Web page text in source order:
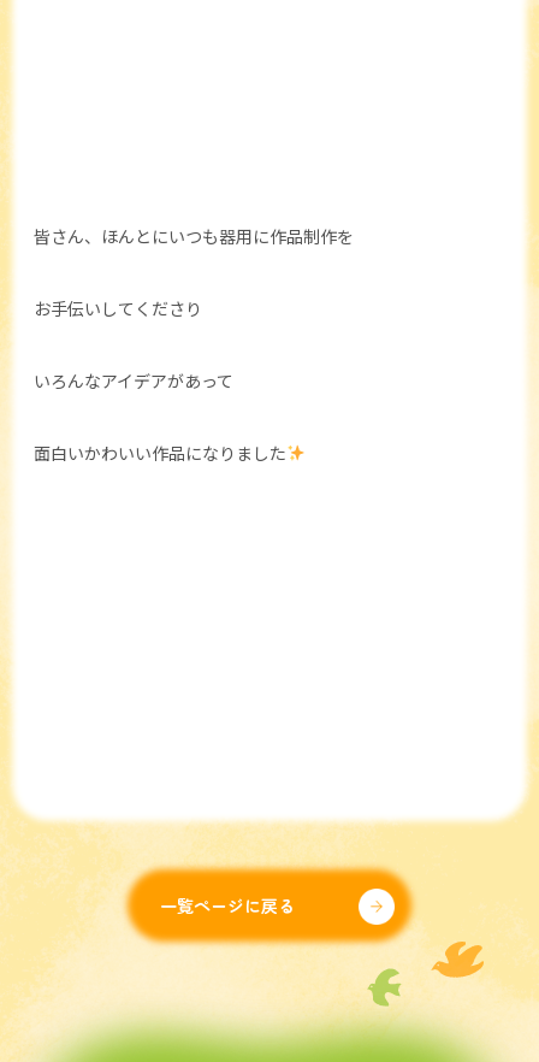
皆さん、ほんとにいつも器用に作品制作を
お手伝いしてくださり
いろんなアイデアがあって
面白いかわいい作品になりました
一覧ページに戻る